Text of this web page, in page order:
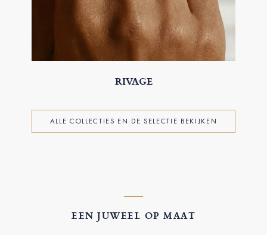
RIVAGE
ALLE COLLECTIES EN DE SELECTIE BEKIJKEN
EEN JUWEEL OP MAAT